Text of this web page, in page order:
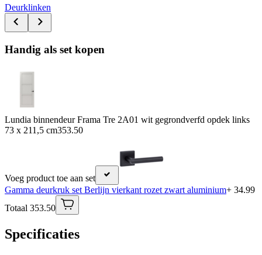
Deurklinken
Handig als set kopen
Lundia binnendeur Frama Tre 2A01 wit gegrondverfd opdek links
73 x 211,5 cm353.50
Voeg product toe aan set
Gamma deurkruk set Berlijn vierkant rozet zwart aluminium+ 34.99
Totaal 353.50
Specificaties